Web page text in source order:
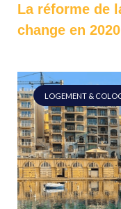
La réforme de
change en 2020
LOGEMENT &